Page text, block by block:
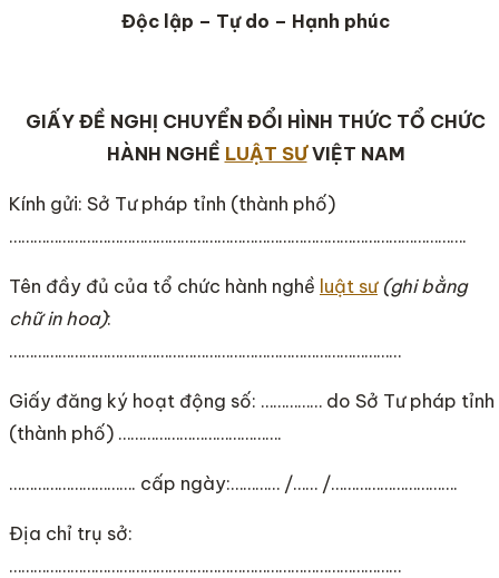
Độc lập – Tự do – Hạnh phúc
GIẤY ĐỀ NGHỊ CHUYỂN ĐỔI HÌNH THỨC TỔ CHỨC
HÀNH NGHỀ LUẬT SƯVIỆT NAM
Kính gửi: Sở Tư pháp tỉnh (thành phố)
………………………………………………………………………………………………….
Tên đầy đủ của tổ chức hành nghề luật sư (ghi bằng
chữ in hoa):
……………………………………………………………………………………
Giấy đăng ký hoạt động số: …………… do Sở Tư pháp tỉnh
(thành phố) ………………………………….
…………………………. cấp ngày:………… /…… /………………………….
Địa chỉ trụ sở:
……………………………………………………………………………………